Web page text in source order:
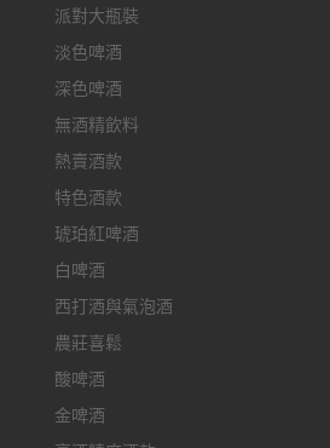
派對大瓶裝
淡色啤酒
深色啤酒
無酒精飲料
熱賣酒款
特色酒款
琥珀紅啤酒
白啤酒
西打酒與氣泡酒
農莊喜鬆
酸啤酒
金啤酒